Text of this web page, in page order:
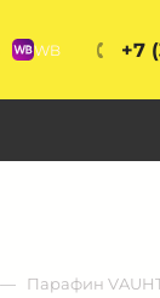
WB +7
Парафин